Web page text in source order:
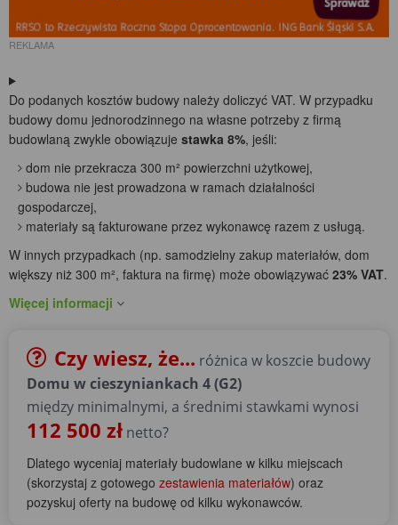
REKLAMA
Do podanych kosztów budowy należy doliczyć VAT. W przypadku
budowy domu jednorodzinnego na własne potrzeby z firmą
budowlaną zwykle obowiązuje stawka 8%, jeśli:
dom nie przekracza 300 m² powierzchni użytkowej,
budowa nie jest prowadzona w ramach działalności
gospodarczej,
materiały są fakturowane przez wykonawcę razem z usługą.
W innych przypadkach (np. samodzielny zakup materiałów, dom
większy niż 300 m², faktura na firmę) może obowiązywać 23% VAT.
Więcej informacji
Czy wiesz, że... różnica w koszcie budowy
Domu w cieszyniankach 4 (G2)
między minimalnymi, a średnimi stawkami wynosi
112 500 zł netto?
Dlatego wyceniaj materiały budowlane w kilku miejscach
(skorzystaj z gotowego zestawienia materiałów) oraz
pozyskuj oferty na budowę od kilku wykonawców.